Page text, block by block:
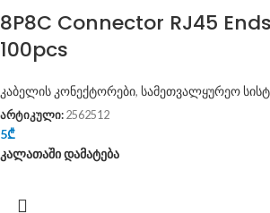
8P8C Connector RJ45
100pcs
კაბელის კონექტორები, სამეთვალყურეო
არტიკული: 2562512
5₾
კალათაში დამატება